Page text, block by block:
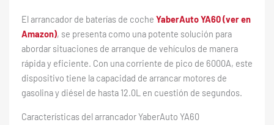
El arrancador de baterías de coche YaberAuto YA60 (ver en
Amazon), se presenta como una potente solución para
abordar situaciones de arranque de vehículos de manera
rápida y eficiente. Con una corriente de pico de 6000A, este
dispositivo tiene la capacidad de arrancar motores de
gasolina y diésel de hasta 12.0L en cuestión de segundos.
Características del arrancador YaberAuto ‎YA60